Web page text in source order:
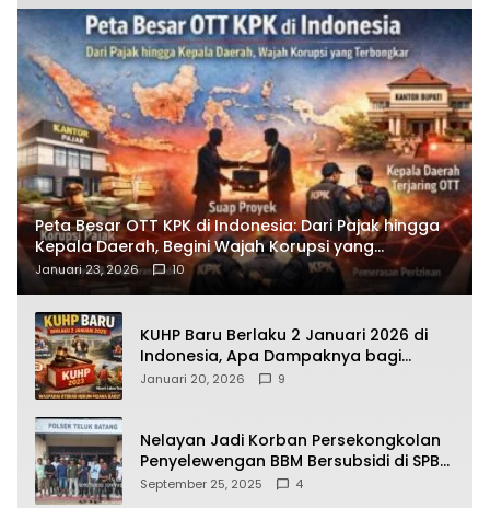
Peta Besar OTT KPK di Indonesia: Dari Pajak hingga
Kepala Daerah, Begini Wajah Korupsi yang
Terbongkar
Januari 23, 2026 10
KUHP Baru Berlaku 2 Januari 2026 di
Indonesia, Apa Dampaknya bagi
Kehidupan Warga? Ini Aturan Kunci
Januari 20, 2026 9
Nelayan Jadi Korban Persekongkolan
Penyelewengan BBM Bersubsidi di SPBU
64.78809 Teluk Batang
September 25, 2025 4